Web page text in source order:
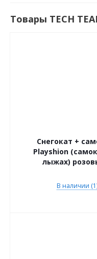
Товары TECH
Снегокат +
Playshion
лыжах)
В наличии